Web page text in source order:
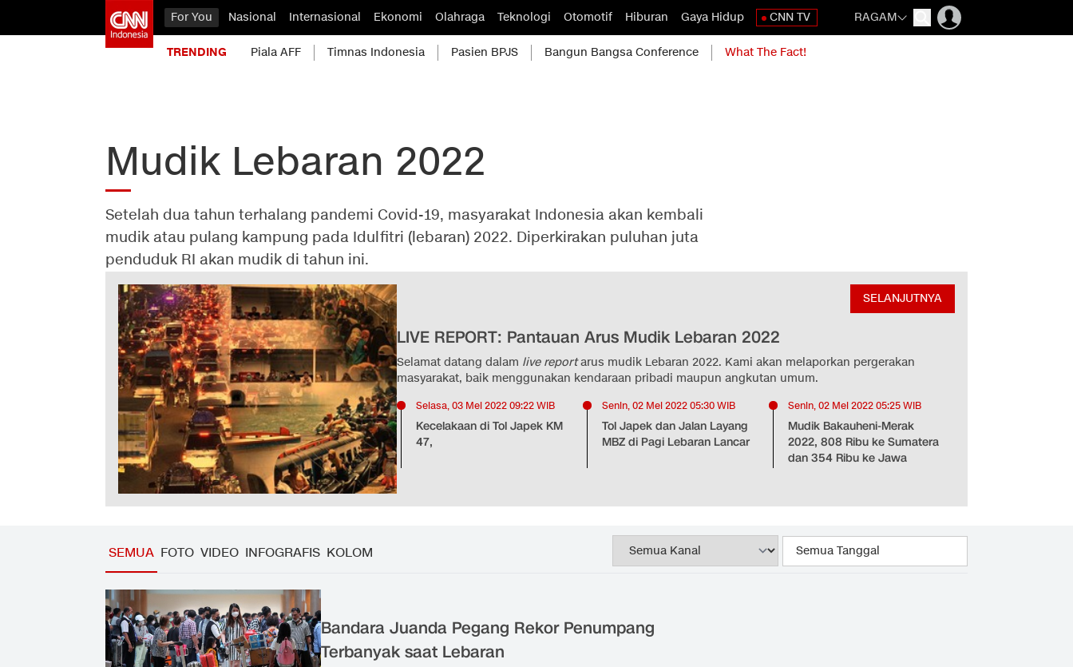
For You Nasional Internasional Ekonomi Olahraga Teknologi Otomotif Hiburan Gaya Hidup CNN TV RAGAM
TRENDING Piala AFF Timnas Indonesia Pasien BPJS Bangun Bangsa Conference What The Fact!
Mudik Lebaran 2022
Setelah dua tahun terhalang pandemi Covid-19, masyarakat Indonesia akan kembali
mudik atau pulang kampung pada Idulfitri (lebaran) 2022. Diperkirakan puluhan juta
penduduk RI akan mudik di tahun ini.
SELANJUTNYA
LIVE REPORT: Pantauan Arus Mudik Lebaran 2022
Selamat datang dalam live reportarus mudik Lebaran 2022. Kami akan melaporkan pergerakan
masyarakat, baik menggunakan kendaraan pribadi maupun angkutan umum.
Selasa, 03 Mei 2022 09:22 WIB
Kecelakaan di Tol Japek KM
47,
Senin, 02 Mei 2022 05:30 WIB
Tol Japek dan Jalan Layang
MBZ di Pagi Lebaran Lancar
Senin, 02 Mei 2022 05:25 WIB
Mudik Bakauheni-Merak
2022, 808 Ribu ke Sumatera
dan 354 Ribu ke Jawa
SEMUA FOTO VIDEO INFOGRAFIS KOLOM
Bandara Juanda Pegang Rekor Penumpang
Terbanyak saat Lebaran